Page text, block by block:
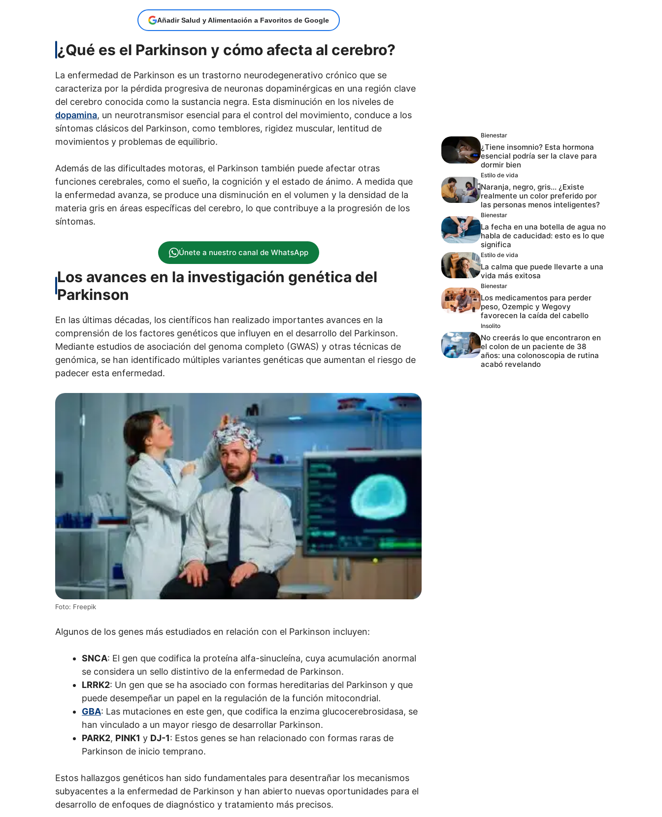
Añadir Salud y Alimentación a Favoritos de Google
¿Qué es el Parkinson y cómo afecta al cerebro?
La enfermedad de Parkinson es un trastorno neurodegenerativo crónico que se
caracteriza por la pérdida progresiva de neuronas dopaminérgicas en una región clave
del cerebro conocida como la sustancia negra. Esta disminución en los niveles de
dopamina, un neurotransmisor esencial para el control del movimiento, conduce a los
síntomas clásicos del Parkinson, como temblores, rigidez muscular, lentitud de
movimientos y problemas de equilibrio.
Además de las dificultades motoras, el Parkinson también puede afectar otras
funciones cerebrales, como el sueño, la cognición y el estado de ánimo. A medida que
la enfermedad avanza, se produce una disminución en el volumen y la densidad de la
materia gris en áreas específicas del cerebro, lo que contribuye a la progresión de los
síntomas.
Únete a nuestro canal de WhatsApp
Los avances en la investigación genética del
Parkinson
En las últimas décadas, los científicos han realizado importantes avances en la
comprensión de los factores genéticos que influyen en el desarrollo del Parkinson.
Mediante estudios de asociación del genoma completo (GWAS) y otras técnicas de
genómica, se han identificado múltiples variantes genéticas que aumentan el riesgo de
padecer esta enfermedad.
Foto: Freepik
Algunos de los genes más estudiados en relación con el Parkinson incluyen:
SNCA: El gen que codifica la proteína alfa-sinucleína, cuya acumulación anormal
se considera un sello distintivo de la enfermedad de Parkinson.
LRRK2: Un gen que se ha asociado con formas hereditarias del Parkinson y que
puede desempeñar un papel en la regulación de la función mitocondrial.
GBA: Las mutaciones en este gen, que codifica la enzima glucocerebrosidasa, se
han vinculado a un mayor riesgo de desarrollar Parkinson.
PARK2, PINK1 y DJ-1: Estos genes se han relacionado con formas raras de
Parkinson de inicio temprano.
Estos hallazgos genéticos han sido fundamentales para desentrañar los mecanismos
subyacentes a la enfermedad de Parkinson y han abierto nuevas oportunidades para el
desarrollo de enfoques de diagnóstico y tratamiento más precisos.
Bienestar
¿Tiene insomnio? Esta hormona
esencial podría ser la clave para
dormir bien
Estilo de vida
Naranja, negro, gris… ¿Existe
realmente un color preferido por
las personas menos inteligentes?
Bienestar
La fecha en una botella de agua no
habla de caducidad: esto es lo que
significa
Estilo de vida
La calma que puede llevarte a una
vida más exitosa
Bienestar
Los medicamentos para perder
peso, Ozempic y Wegovy
favorecen la caída del cabello
Insolito
No creerás lo que encontraron en
el colon de un paciente de 38
años: una colonoscopia de rutina
acabó revelando